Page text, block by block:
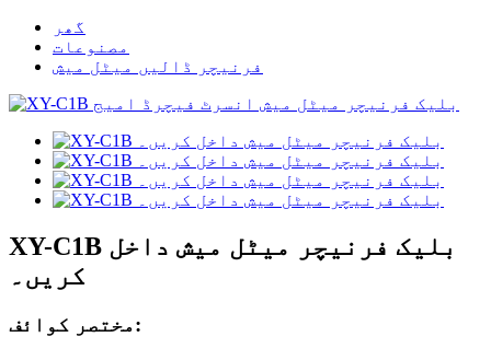
گھر
مصنوعات
فرنیچر ڈالیں میٹل میش
XY-C1B بلیک فرنیچر میٹل میش داخل
کریں۔
مختصر کوائف: